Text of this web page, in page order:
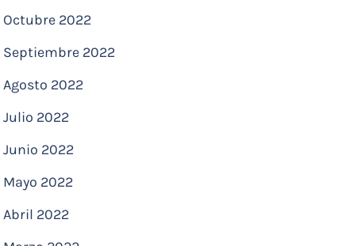
Octubre 2022
Septiembre 2022
Agosto 2022
Julio 2022
Junio 2022
Mayo 2022
Abril 2022